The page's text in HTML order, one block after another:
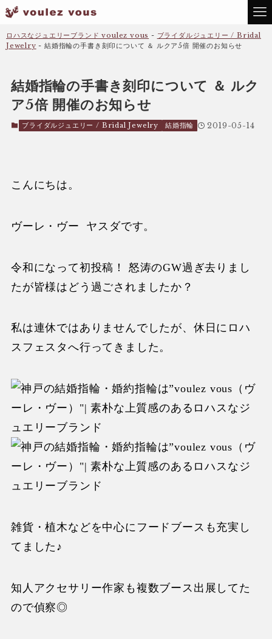
ロハスなジュエリーブランド voulez vous - ブライダルジュエリー / Bridal
Jewelry -結婚指輪の手書き刻印について ＆ ルクア5倍 開催のお知らせ
結婚指輪の手書き刻印について ＆ ルク
ア5倍 開催のお知らせ
ブライダルジュエリー / Bridal Jewelry 結婚指輪 2019-05-14
こんにちは。
ヴーレ・ヴー ヤスダです。
令和になって初投稿！ 怒涛のGW過ぎ去りまし
たが皆様はどう過ごされましたか？
私は連休ではありませんでしたが、休日にロハ
スフェスタへ行ってきました。
雑貨・植木などを中心にフードブースも充実し
てました♪
知人アクセサリー作家も複数ブース出展してた
ので偵察◎